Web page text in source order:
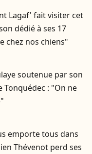
Lagaf' fait visiter cet
dédié à ses 17
chez nos chiens"
soutenue par son
Tonquédec : "On ne
emporte tous dans
Thévenot perd ses